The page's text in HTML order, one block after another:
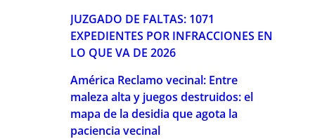
JUZGADO DE FALTAS: 1071
EXPEDIENTES POR INFRACCIONES EN
LO QUE VA DE 2026
América Reclamo vecinal: Entre
maleza alta y juegos destruidos: el
mapa de la desidia que agota la
paciencia vecinal